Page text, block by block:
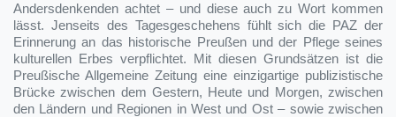
Andersdenkenden achtet – und diese auch zu Wort kommen
lässt. Jenseits des Tagesgeschehens fühlt sich die PAZ der
Erinnerung an das historische Preußen und der Pflege seines
kulturellen Erbes verpflichtet. Mit diesen Grundsätzen ist die
Preußische Allgemeine Zeitung eine einzigartige publizistische
Brücke zwischen dem Gestern, Heute und Morgen, zwischen
den Ländern und Regionen in West und Ost – sowie zwischen